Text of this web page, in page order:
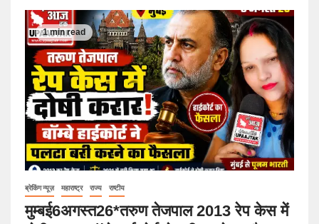
1 min read
ब्रेकिंग न्यूज़ महाराष्ट्र राज्य राष्टीय
मुम्बई6अगस्त26*तरुण तेजपाल 2013 रेप केस में